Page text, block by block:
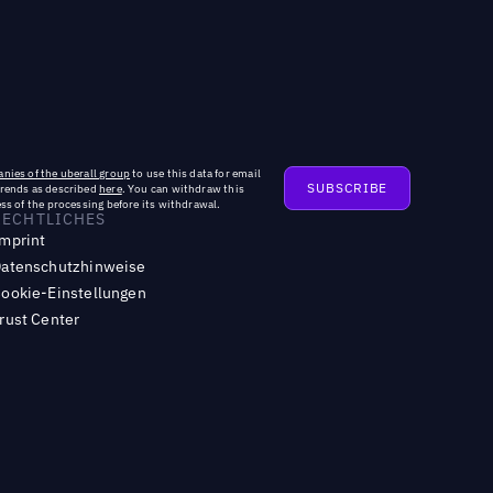
of the uberall groupto use this data for email
as described here. You can withdraw this
of the processing before its withdrawal.
Einstellungen
Center